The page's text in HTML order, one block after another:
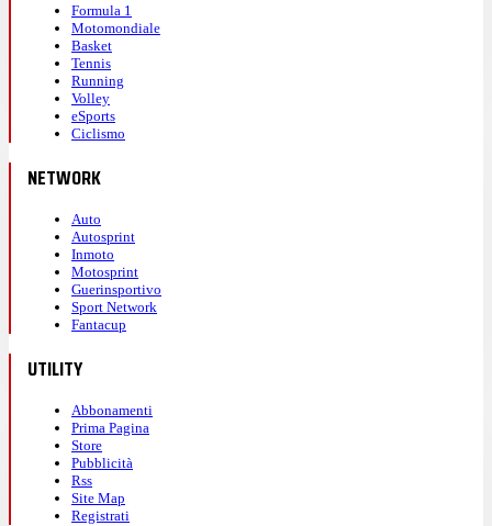
Formula 1
Motomondiale
Basket
Tennis
Running
Volley
eSports
Ciclismo
NETWORK
Auto
Autosprint
Inmoto
Motosprint
Guerinsportivo
Sport Network
Fantacup
UTILITY
Abbonamenti
Prima Pagina
Store
Pubblicità
Rss
Site Map
Registrati